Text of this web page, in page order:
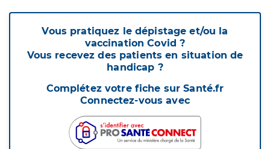
Vous pratiquez le dépistage et/ou la
vaccination Covid ?
Vous recevez des patients en situation de
handicap ?
Complétez votre fiche sur Santé.fr
Connectez-vous avec